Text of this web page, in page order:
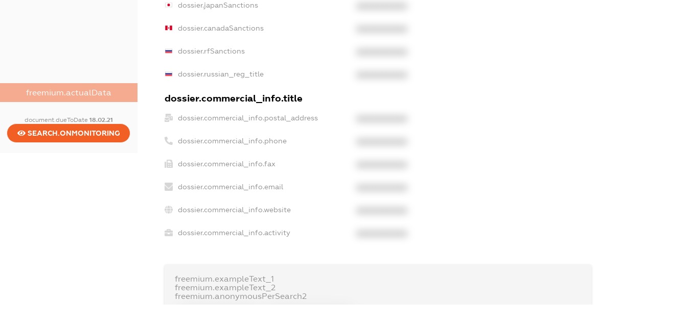
freemium.actualData
document.dueToDate 18.02.21
SEARCH.ONMONITORING
dossier.japanSanctions
dossier.canadaSanctions
dossier.rfSanctions
dossier.russian_reg_title
dossier.commercial_info.title
dossier.commercial_info.postal_address
dossier.commercial_info.phone
dossier.commercial_info.fax
dossier.commercial_info.email
dossier.commercial_info.website
dossier.commercial_info.activity
freemium.exampleText_1
freemium.exampleText_2
freemium.anonymousPerSearch2